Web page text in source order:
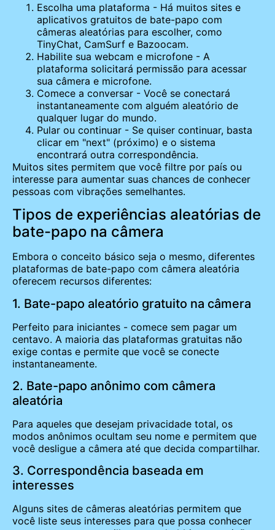
Escolha uma plataforma - Há muitos sites e
aplicativos gratuitos de bate-papo com
câmeras aleatórias para escolher, como
TinyChat, CamSurf e Bazoocam.
Habilite sua webcam e microfone - A
plataforma solicitará permissão para acessar
sua câmera e microfone.
Comece a conversar - Você se conectará
instantaneamente com alguém aleatório de
qualquer lugar do mundo.
Pular ou continuar - Se quiser continuar, basta
clicar em "next" (próximo) e o sistema
encontrará outra correspondência.
Muitos sites permitem que você filtre por país ou
interesse para aumentar suas chances de conhecer
pessoas com vibrações semelhantes.
Tipos de experiências aleatórias de
bate-papo na câmera
Embora o conceito básico seja o mesmo, diferentes
plataformas de bate-papo com câmera aleatória
oferecem recursos diferentes:
1. Bate-papo aleatório gratuito na câmera
Perfeito para iniciantes - comece sem pagar um
centavo. A maioria das plataformas gratuitas não
exige contas e permite que você se conecte
instantaneamente.
2. Bate-papo anônimo com câmera
aleatória
Para aqueles que desejam privacidade total, os
modos anônimos ocultam seu nome e permitem que
você desligue a câmera até que decida compartilhar.
3. Correspondência baseada em
interesses
Alguns sites de câmeras aleatórias permitem que
você liste seus interesses para que possa conhecer